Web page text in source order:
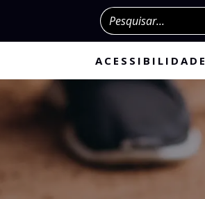
Pesquisar
ACESSIBILIDADE